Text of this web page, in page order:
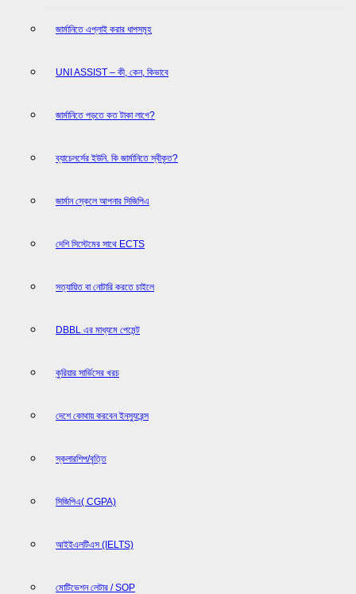
জার্মানিতে এপ্লাই করার ধাপসমূহ
UNI ASSIST – কী, কেন, কিভাবে
জার্মানিতে পড়তে কত টাকা লাগে?
ব্যাচেলর্সের ইউনি. কি জার্মানিতে স্বীকৃত?
জার্মান স্কেলে আপনার সিজিপিএ
দেশি সিস্টেমের সাথে ECTS
সত্যায়িত বা নোটারি করতে চাইলে
DBBL এর মাধ্যমে পেমেন্ট
কুরিয়ার সার্ভিসের খরচ
দেশে কোথায় করবেন ইনস্যুরেন্স
স্কলারশিপ/বৃত্তি
সিজিপিএ( CGPA)
আইইএলটিএস (IELTS)
মোটিভেশন লেটার / SOP